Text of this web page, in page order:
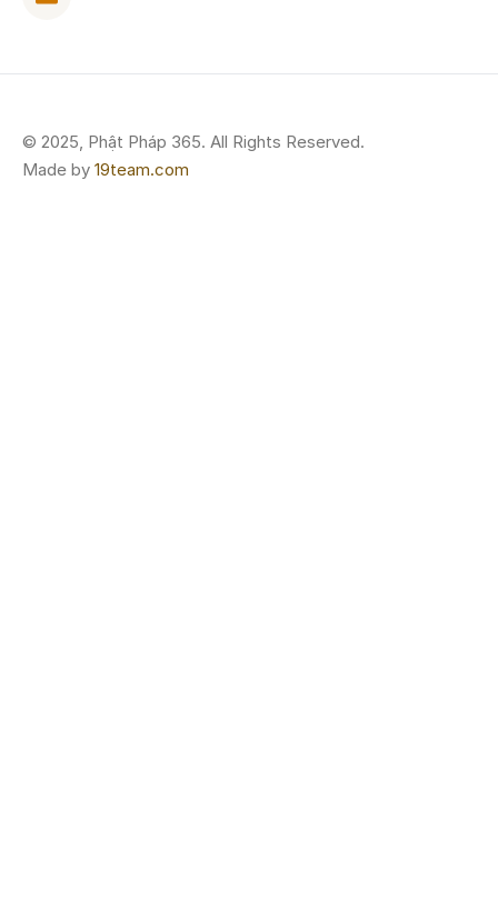
© 2025, Phật Pháp 365. All Rights Reserved.
Made by 19team.com